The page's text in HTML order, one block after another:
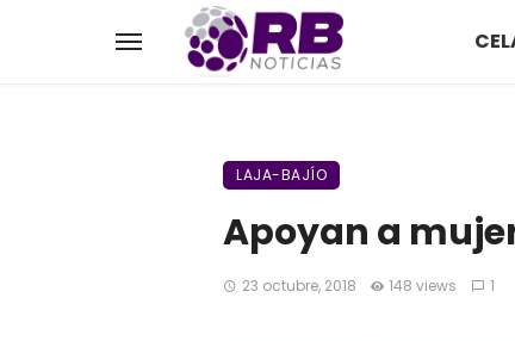
LAJA-BAJÍO
Apoyan a
23 octubre, 2018 148 views 1